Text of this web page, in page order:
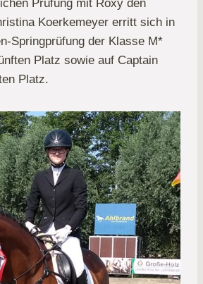
Prüfung mit Roxy den
Koerkemeyer erritt sich in
Springprüfung der Klasse M*
Platz sowie auf Captain
Platz.